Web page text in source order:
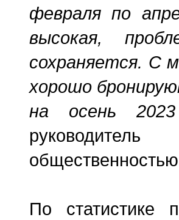
февраля по
высокая,
сохраняется. С
хорошо
на осень
По статистике